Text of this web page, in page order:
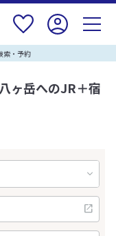
索・予約
ヶ岳へのJR＋宿